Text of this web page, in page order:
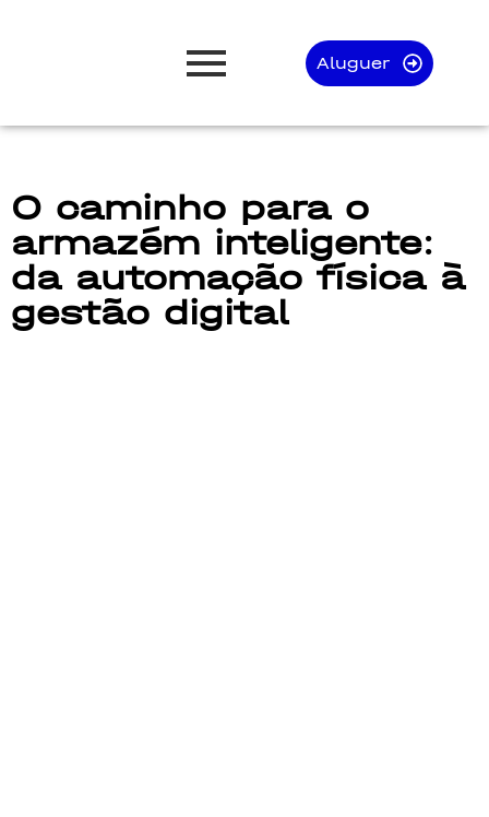
Aluguer
O caminho para o
armazém inteligente:
da automação física à
gestão digital